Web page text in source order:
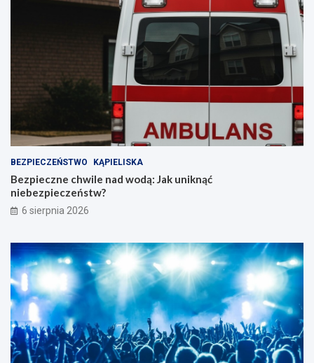
BEZPIECZEŃSTWO KĄPIELISKA
Bezpieczne chwile nad wodą: Jak uniknąć
niebezpieczeństw?
6 sierpnia 2026